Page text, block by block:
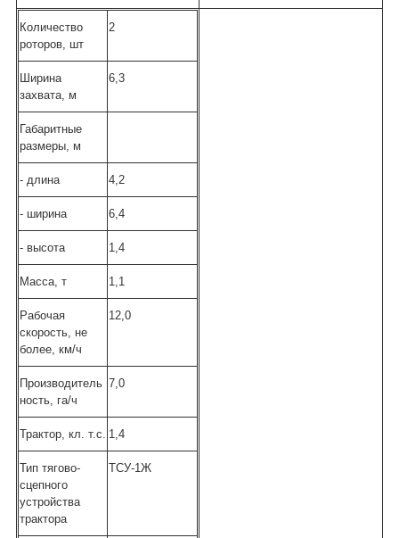
Количество
роторов, шт
2
Ширина
захвата, м
6,3
Габаритные
размеры, м
- длина 4,2
- ширина 6,4
- высота 1,4
Масса, т 1,1
Рабочая
скорость, не
более, км/ч
12,0
Производитель
ность, га/ч
7,0
Трактор, кл. т.с. 1,4
Тип тягово-
сцепного
устройства
трактора
ТСУ-1Ж